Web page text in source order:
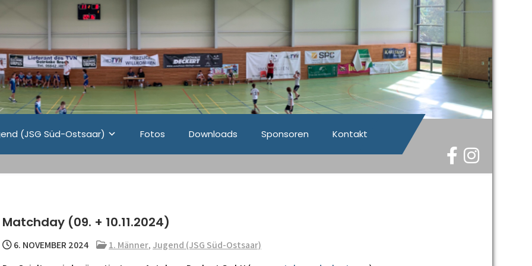
(JSG Süd-Ostsaar) Fotos Downloads Sponsoren Kontakt
Matchday (09. + 10.11.2024)
6. NOVEMBER 2024 1. Männer, Jugend (JSG Süd-Ostsaar)